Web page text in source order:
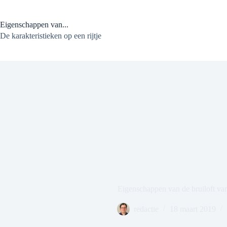
de
inhoud
Eigenschappen van...
De karakteristieken op een rijtje